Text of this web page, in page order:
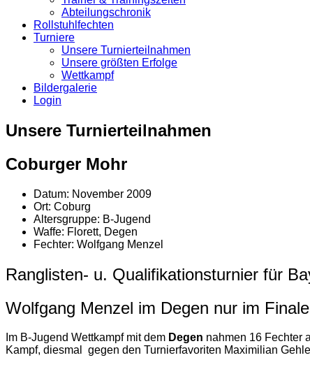
Abteilungschronik
Rollstuhlfechten
Turniere
Unsere Turnierteilnahmen
Unsere größten Erfolge
Wettkampf
Bildergalerie
Login
Unsere Turnierteilnahmen
Coburger Mohr
Datum: November 2009
Ort: Coburg
Altersgruppe: B-Jugend
Waffe: Florett, Degen
Fechter: Wolfgang Menzel
Ranglisten- u. Qualifikationsturnier für
Wolfgang Menzel im Degen nur im
Im B-Jugend Wettkampf mit dem Degen nahmen 16 Fechter
Kampf, diesmal gegen den Turnierfavoriten Maximilian